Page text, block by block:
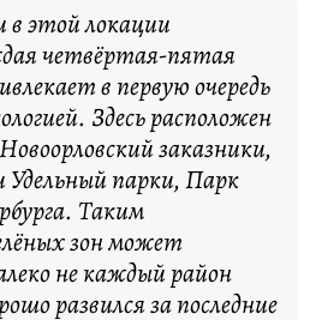
в этой локации
четвёртая-пятая
в первую очередь
Здесь расположен
заказники,
Удельный парки, Парк
Таким
зон может
не каждый район
развился за последние